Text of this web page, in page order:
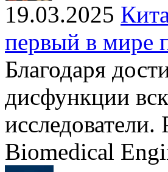
19.03.2025
первый в мире
Благодаря
дисфункции
Biomedical